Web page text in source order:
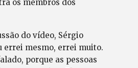
os membros dos
do vídeo, Sérgio
errei mesmo, errei muito.
porque as pessoas